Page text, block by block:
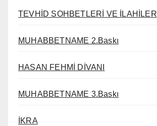
TEVHİD SOHBETLERİ VE İLAHİLER
MUHABBETNAME 2.Baskı
HASAN FEHMİ DİVANI
MUHABBETNAME 3.Baskı
İKRA